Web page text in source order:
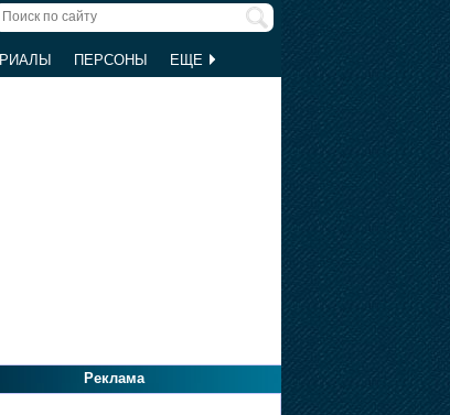
ПЕРСОНЫ ЕЩЕ
Реклама